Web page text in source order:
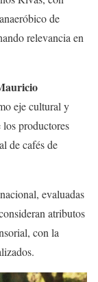
de
relevancia en
eje cultural y
los productores
de cafés de
evaluadas
atributos
con la